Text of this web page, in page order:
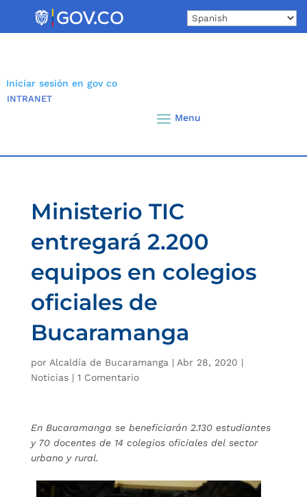
Iniciar sesión en gov co
INTRANET
Ministerio TIC
entregará 2.200
equipos en colegios
oficiales de
Bucaramanga
por Alcaldía de Bucaramanga | Abr 28, 2020 |
Noticias| 1 Comentario
En Bucaramanga se beneficiarán 2.130 estudiantes
y 70 docentes de 14 colegios oficiales del sector
urbano y rural.